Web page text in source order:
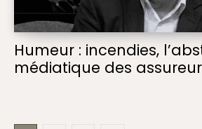
Humeur : incendies,
médiatique des